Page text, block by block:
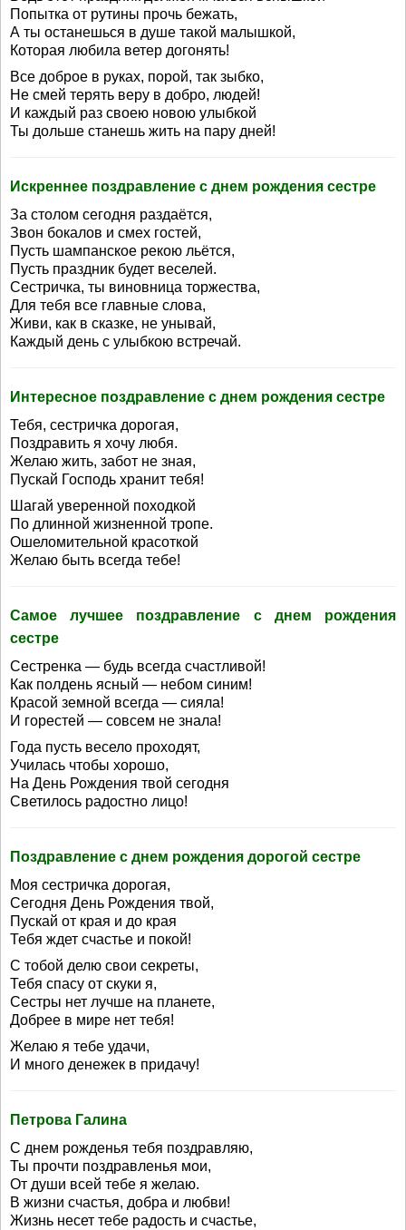
Попытка от рутины прочь бежать,
А ты останешься в душе такой малышкой,
Которая любила ветер догонять!
Все доброе в руках, порой, так зыбко,
Не смей терять веру в добро, людей!
И каждый раз своею новою улыбкой
Ты дольше станешь жить на пару дней!
Искреннее поздравление с днем рождения сестре
За столом сегодня раздаётся,
Звон бокалов и смех гостей,
Пусть шампанское рекою льётся,
Пусть праздник будет веселей.
Сестричка, ты виновница торжества,
Для тебя все главные слова,
Живи, как в сказке, не унывай,
Каждый день с улыбкою встречай.
Интересное поздравление с днем рождения сестре
Тебя, сестричка дорогая,
Поздравить я хочу любя.
Желаю жить, забот не зная,
Пускай Господь хранит тебя!
Шагай уверенной походкой
По длинной жизненной тропе.
Ошеломительной красоткой
Желаю быть всегда тебе!
Самое лучшее поздравление с днем рождения
сестре
Сестренка — будь всегда счастливой!
Как полдень ясный — небом синим!
Красой земной всегда — сияла!
И горестей — совсем не знала!
Года пусть весело проходят,
Училась чтобы хорошо,
На День Рождения твой сегодня
Светилось радостно лицо!
Поздравление с днем рождения дорогой сестре
Моя сестричка дорогая,
Сегодня День Рождения твой,
Пускай от края и до края
Тебя ждет счастье и покой!
С тобой делю свои секреты,
Тебя спасу от скуки я,
Сестры нет лучше на планете,
Добрее в мире нет тебя!
Желаю я тебе удачи,
И много денежек в придачу!
Петрова Галина
С днем рожденья тебя поздравляю,
Ты прочти поздравленья мои,
От души всей тебе я желаю.
В жизни счастья, добра и любви!
Жизнь несет тебе радость и счастье,